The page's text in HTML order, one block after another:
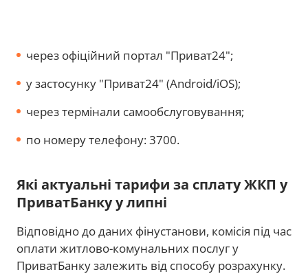
через офіційний портал "Приват24";
у застосунку "Приват24" (Android/iOS);
через термінали самообслуговування;
по номеру телефону: 3700.
Які актуальні тарифи за сплату ЖКП у
ПриватБанку у липні
Відповідно до даних фінустанови, комісія під час
оплати житлово-комунальних послуг у
ПриватБанку залежить від способу розрахунку.